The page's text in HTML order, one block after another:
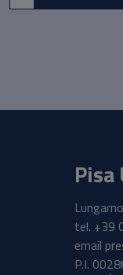
tel. +39
email
P.I.